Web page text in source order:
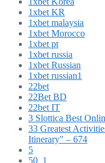
1xbet KR
1xbet malaysia
1xbet Morocco
1xbet pt
1xbet russia
1xbet Russian
1xbet russian1
22bet
22Bet BD
22bet IT
3 Slottica Best
33 Greatest
Itinerary" – 674
5
50_1